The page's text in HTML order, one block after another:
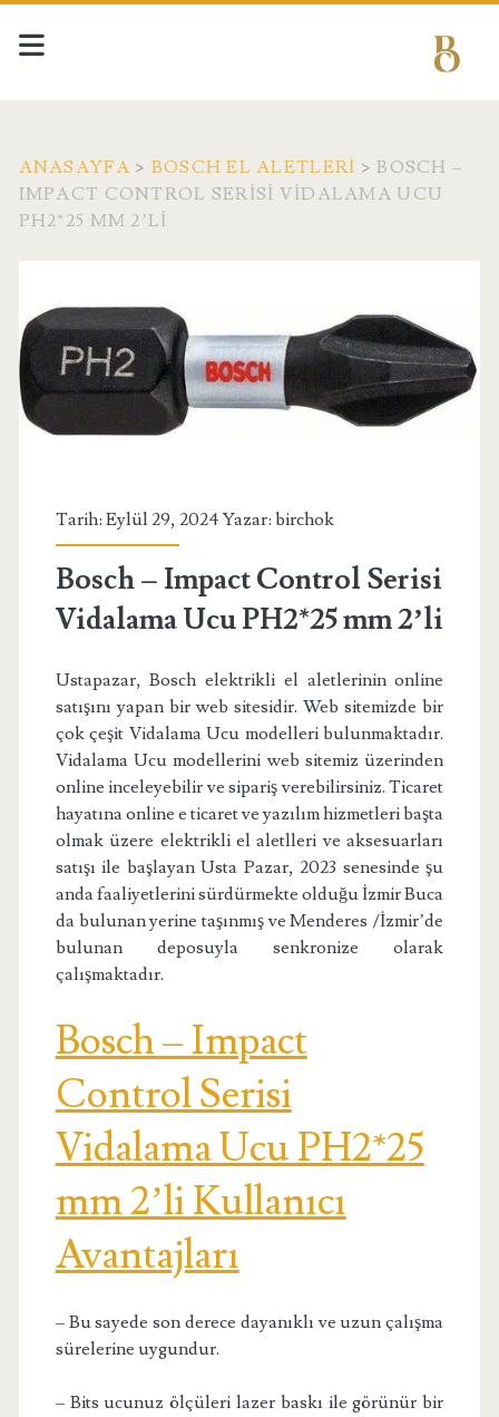
ANASAYFA > BOSCH EL ALETLERI >BOSCH –
IMPACT CONTROL SERISI VIDALAMA UCU
PH2*25 MM 2’LI
Tarih: Eylül 29, 2024 Yazar: birchok
Bosch – Impact Control Serisi
Vidalama Ucu PH2*25 mm 2’li
Ustapazar, Bosch elektrikli el aletlerinin online
satışını yapan bir web sitesidir. Web sitemizde bir
çok çeşit Vidalama Ucu modelleri bulunmaktadır.
Vidalama Ucu modellerini web sitemiz üzerinden
online inceleyebilir ve sipariş verebilirsiniz. Ticaret
hayatına online e ticaret ve yazılım hizmetleri başta
olmak üzere elektrikli el aletlleri ve aksesuarları
satışı ile başlayan Usta Pazar, 2023 senesinde şu
anda faaliyetlerini sürdürmekte olduğu İzmir Buca
da bulunan yerine taşınmış ve Menderes /İzmir’de
bulunan deposuyla senkronize olarak
çalışmaktadır.
Bosch – Impact
Control Serisi
Vidalama Ucu PH2*25
mm 2’li Kullanıcı
Avantajları
– Bu sayede son derece dayanıklı ve uzun çalışma
sürelerine uygundur.
– Bits ucunuz ölçüleri lazer baskı ile görünür bir